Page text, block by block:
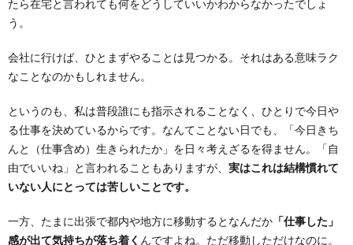
たら在宅と言われても何をどうしていいかわからなかったでしょ
う。
会社に行けば、ひとまずやることは見つかる。それはある意味ラク
なことなのかもしれません。
というのも、私は普段誰にも指示されることなく、ひとりで今日や
る仕事を決めているからです。なんてことない日でも、「今日きち
んと（仕事含め）生きられたか」を日々考えざるを得ません。「自
由でいいね」と言われることもありますが、 実はこれは結構慣れて
いない人にとっては苦しいことです。
一方、たまに出張で都内や地方に移動するとなんだか 「仕事した」
感が出て気持ちが落ち着く んですよね。ただ移動しただけなのに。